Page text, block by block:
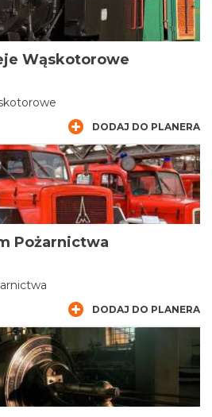
Wąskotorowe
DODAJ DO PLANERA
Pożarnictwa
DODAJ DO PLANERA